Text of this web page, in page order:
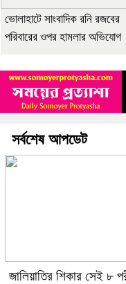
ভোলাহাটে সাংবাদিক রনি রজবের
পরিবারের ওপর হামলার অভিযোগ
সর্বশেষ আপডেট
জালিয়াতির শিকার সেই ৮